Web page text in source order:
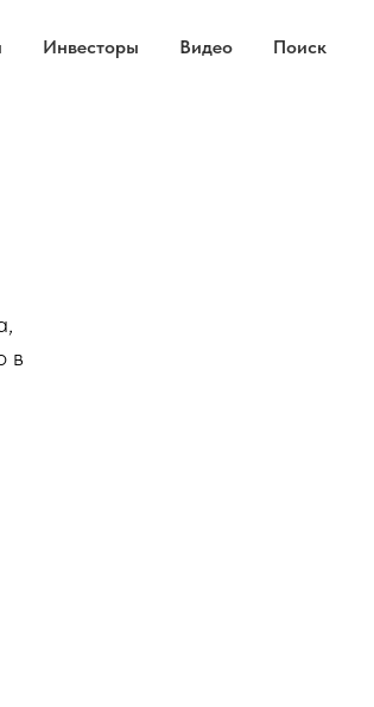
Инвесторы Видео Поиск
в